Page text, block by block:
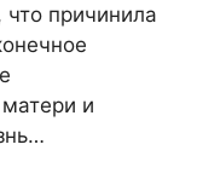
что причинила
и